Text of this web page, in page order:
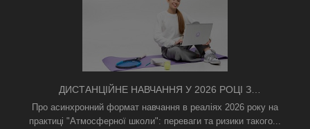
ДИСТАНЦІЙНЕ НАВЧАННЯ У 2026 РОЦІ З
ТРИВОГАМИ ТА БЕЗ СВІТЛА: ЯК АСИНХРОННИЙ
ФОРМАТ РЯТУЄ ОСВІТНІЙ ПРОЦЕС
Про асинхронний формат навчання в реаліях 2026 року на
практиці "Атмосферної школи": переваги та ризики такого...